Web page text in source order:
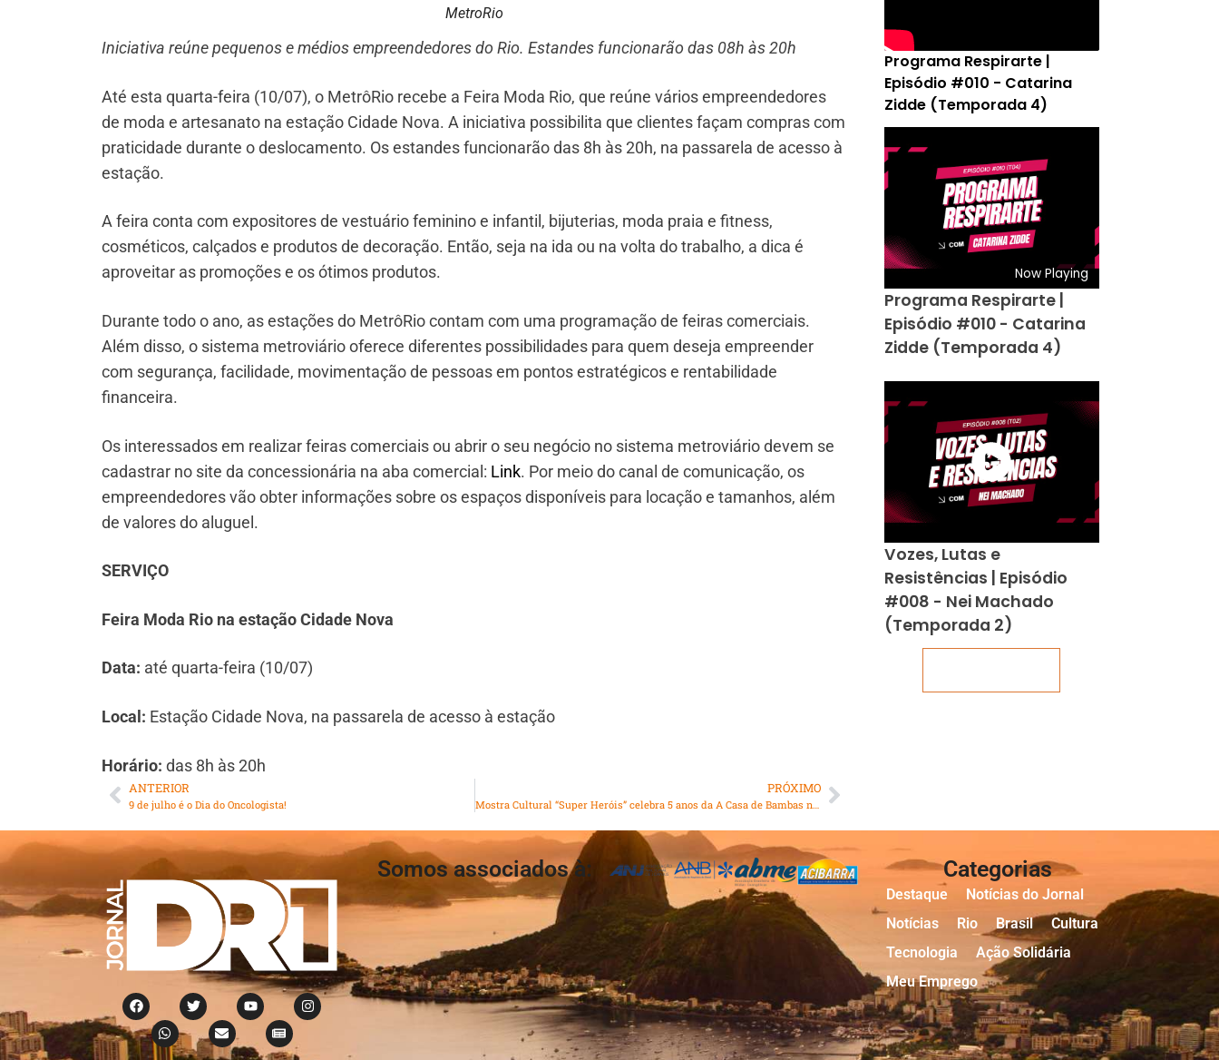
MetroRio
Iniciativa reúne pequenos e médios empreendedores do Rio. Estandes funcionarão das 08h às 20h
Até esta quarta-feira (10/07), o MetrôRio recebe a Feira Moda Rio, que reúne vários empreendedores
de moda e artesanato na estação Cidade Nova. A iniciativa possibilita que clientes façam compras com
praticidade durante o deslocamento. Os estandes funcionarão das 8h às 20h, na passarela de acesso à
estação.
A feira conta com expositores de vestuário feminino e infantil, bijuterias, moda praia e fitness,
cosméticos, calçados e produtos de decoração. Então, seja na ida ou na volta do trabalho, a dica é
aproveitar as promoções e os ótimos produtos.
Durante todo o ano, as estações do MetrôRio contam com uma programação de feiras comerciais.
Além disso, o sistema metroviário oferece diferentes possibilidades para quem deseja empreender
com segurança, facilidade, movimentação de pessoas em pontos estratégicos e rentabilidade
financeira.
Os interessados em realizar feiras comerciais ou abrir o seu negócio no sistema metroviário devem se
cadastrar no site da concessionária na aba comercial: Link. Por meio do canal de comunicação, os
empreendedores vão obter informações sobre os espaços disponíveis para locação e tamanhos, além
de valores do aluguel.
SERVIÇO
Feira Moda Rio na estação Cidade Nova
Data: até quarta-feira (10/07)
Local: Estação Cidade Nova, na passarela de acesso à estação
Horário: das 8h às 20h
ANTERIOR
9 de julho é o Dia do Oncologista!
PRÓXIMO
Mostra Cultural “Super Heróis” celebra 5 anos da A Casa de Bambas na Areninha Cultural João Bosco
Programa Respirarte |
Episódio #010 - Catarina
Zidde (Temporada 4)
Now Playing
Programa Respirarte |
Episódio #010 - Catarina
Zidde (Temporada 4)
Vozes, Lutas e
Resistências | Episódio
#008 - Nei Machado
(Temporada 2)
Somos associados à: Categorias
Destaque
Notícias do Jornal
Notícias
Rio Brasil
Cultura
Tecnologia
Ação Solidária
Meu Emprego